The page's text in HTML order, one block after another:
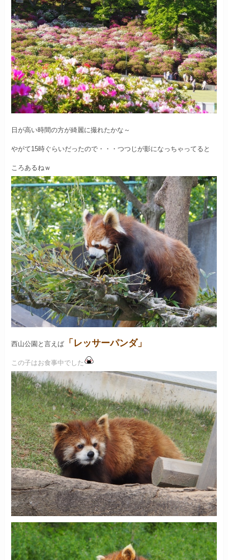
日が高い時間の方が綺麗に撮れたかな～
やがて15時ぐらいだったので・・・つつじが影になっちゃってると
ころあるねｗ
西山公園と言えば 「レッサーパンダ」
この子はお食事中でした